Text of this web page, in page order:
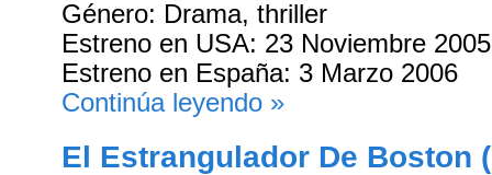
Género: Drama, thriller
Estreno en USA: 23 Noviembre 2005
Estreno en España: 3 Marzo 2006
Continúa leyendo »
El Estrangulador De Boston